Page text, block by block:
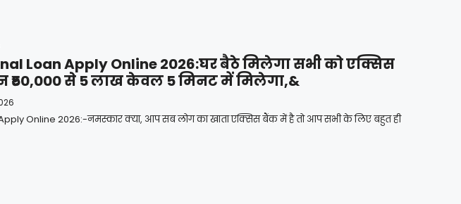
Loan Apply Online 2026:घर बैठे मिलेगा सभी को एक्सिस
₹50,000 से 5 लाख केवल 5 मिनट में मिलेगा,&
Online 2026:-नमस्कार क्या, आप सब लोग का खाता एक्सिस बैंक में है तो आप सभी के लिए बहुत ही